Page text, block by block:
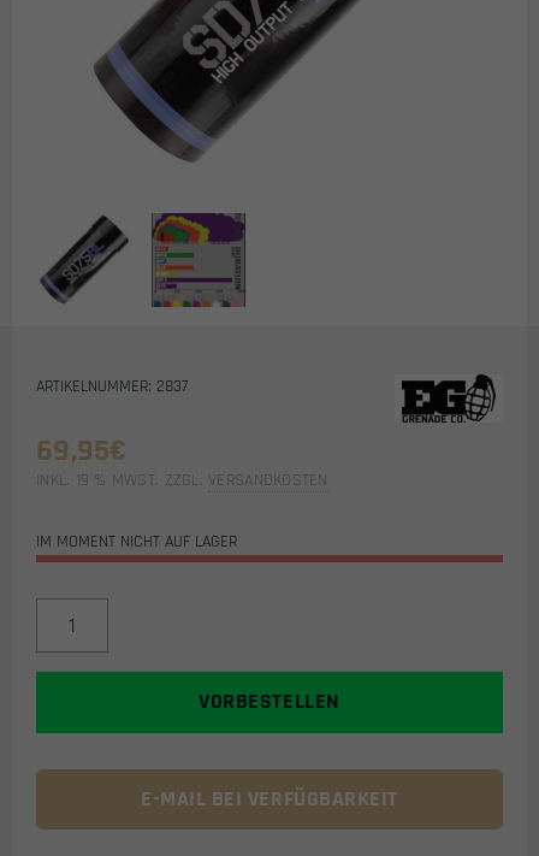
ARTIKELNUMMER: 2837
69,95€
INKL. 19 % MWST. ZZGL. VERSANDKOSTEN
IM MOMENT NICHT AUF LAGER
AIRSOFT
REISSZÜNDER (
VORBESTELLEN
E-MAIL BEI VERFÜGBARKEIT